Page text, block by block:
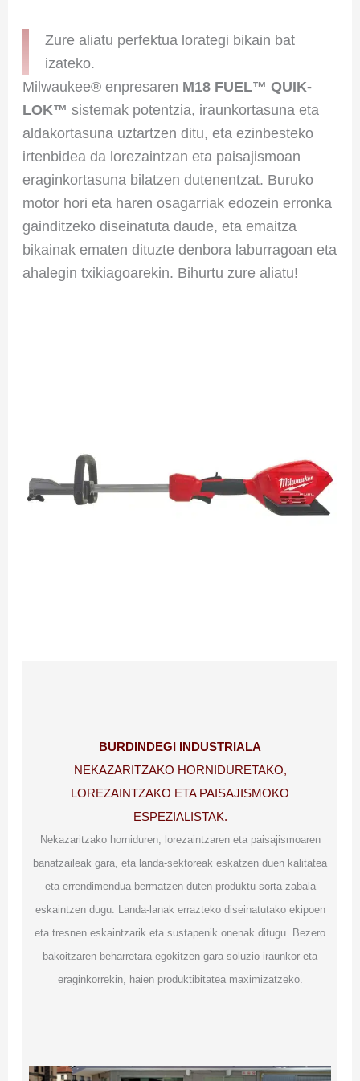
Zure aliatu perfektua lorategi bikain bat
izateko.
Milwaukee® enpresaren M18 FUEL™ QUIK-
LOK™ sistemak potentzia, iraunkortasuna eta
aldakortasuna uztartzen ditu, eta ezinbesteko
irtenbidea da lorezaintzan eta paisajismoan
eraginkortasuna bilatzen dutenentzat. Buruko
motor hori eta haren osagarriak edozein erronka
gainditzeko diseinatuta daude, eta emaitza
bikainak ematen dituzte denbora laburragoan eta
ahalegin txikiagoarekin. Bihurtu zure aliatu!
BURDINDEGI INDUSTRIALA
NEKAZARITZAKO HORNIDURETAKO,
LOREZAINTZAKO ETA PAISAJISMOKO
ESPEZIALISTAK.
Nekazaritzako horniduren, lorezaintzaren eta paisajismoaren
banatzaileak gara, eta landa-sektoreak eskatzen duen kalitatea
eta errendimendua bermatzen duten produktu-sorta zabala
eskaintzen dugu. Landa-lanak errazteko diseinatutako ekipoen
eta tresnen eskaintzarik eta sustapenik onenak ditugu. Bezero
bakoitzaren beharretara egokitzen gara soluzio iraunkor eta
eraginkorrekin, haien produktibitatea maximizatzeko.